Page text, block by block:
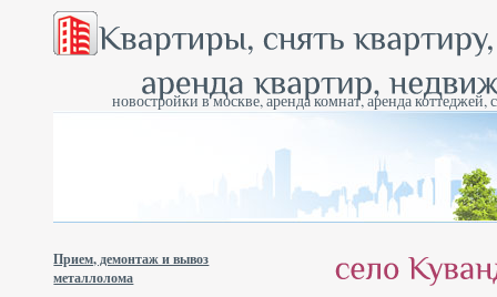
новостройки в москве, аренда комнат, аренда
Прием, демонтаж и вывоз
металлолома